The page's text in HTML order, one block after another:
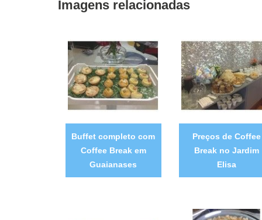
Imagens relacionadas
Buffet completo com
Coffee Break em
Guaianases
Preços de Coffee
Break no Jardim
Elisa